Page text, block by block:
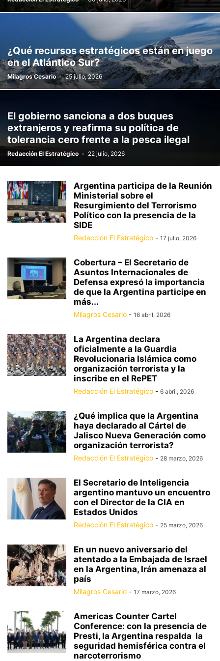
¿Qué recursos estratégicos están en juego
en el Atlántico Sur?
Milagros Cesario - 25 julio, 2026
El gobierno sanciona a dos buques
extranjeros y reafirma su política de
tolerancia cero frente a la pesca ilegal
Redacción El Estratégico - 22 julio, 2026
Argentina participa de la Reunión
Ministerial sobre el
Resurgimiento del Terrorismo
Político con la presencia de la
SIDE
Redacción El Estratégico - 17 julio, 2026
Cobertura – El Secretario de
Asuntos Internacionales de
Defensa expresó la importancia
de que la Argentina participe en
más...
Milagros Cesario - 16 abril, 2026
La Argentina declara
oficialmente a la Guardia
Revolucionaria Islámica como
organización terrorista y la
inscribe en el RePET
Redacción El Estratégico - 6 abril, 2026
¿Qué implica que la Argentina
haya declarado al Cártel de
Jalisco Nueva Generación como
organización terrorista?
Redacción El Estratégico - 28 marzo, 2026
El Secretario de Inteligencia
argentino mantuvo un encuentro
con el Director de la CIA en
Estados Unidos
Redacción El Estratégico - 25 marzo, 2026
En un nuevo aniversario del
atentado a la Embajada de Israel
en la Argentina, Irán amenaza al
país
Milagros Cesario - 17 marzo, 2026
Americas Counter Cartel
Conference: con la presencia de
Presti, la Argentina respalda la
seguridad hemisférica contra el
narcoterrorismo